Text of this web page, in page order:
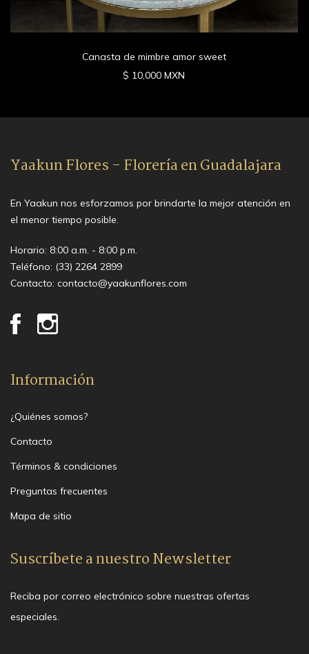
Canasta de mimbre amor sweet
$ 10,000 MXN
Yaakun Flores - Florería en Guadalajara
En Yaakun nos esforzamos por brindarte la mejor atención en
el menor tiempo posible.
Horario: 8:00 a.m. - 8:00 p.m.
Teléfono: (33) 2264 2899
Contacto: contacto@yaakunflores.com
Información
¿Quiénes somos?
Contacto
Términos & condiciones
Preguntas frecuentes
Mapa de sitio
Suscríbete a nuestro Newsletter
Reciba por correo electrónico sobre nuestras ofertas
especiales.